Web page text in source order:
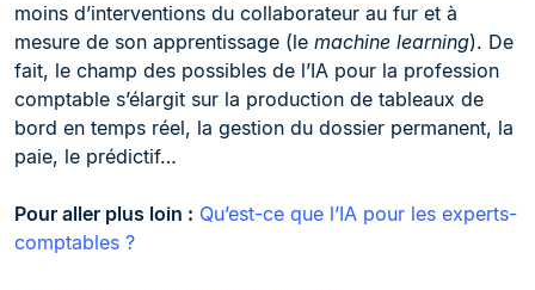
moins d’interventions du collaborateur au fur et à
mesure de son apprentissage (le machine learning). De
fait, le champ des possibles de l’IA pour la profession
comptable s’élargit sur la production de tableaux de
bord en temps réel, la gestion du dossier permanent, la
paie, le prédictif…
Pour aller plus loin : Qu’est-ce que l’IA pour les experts-
comptables ?